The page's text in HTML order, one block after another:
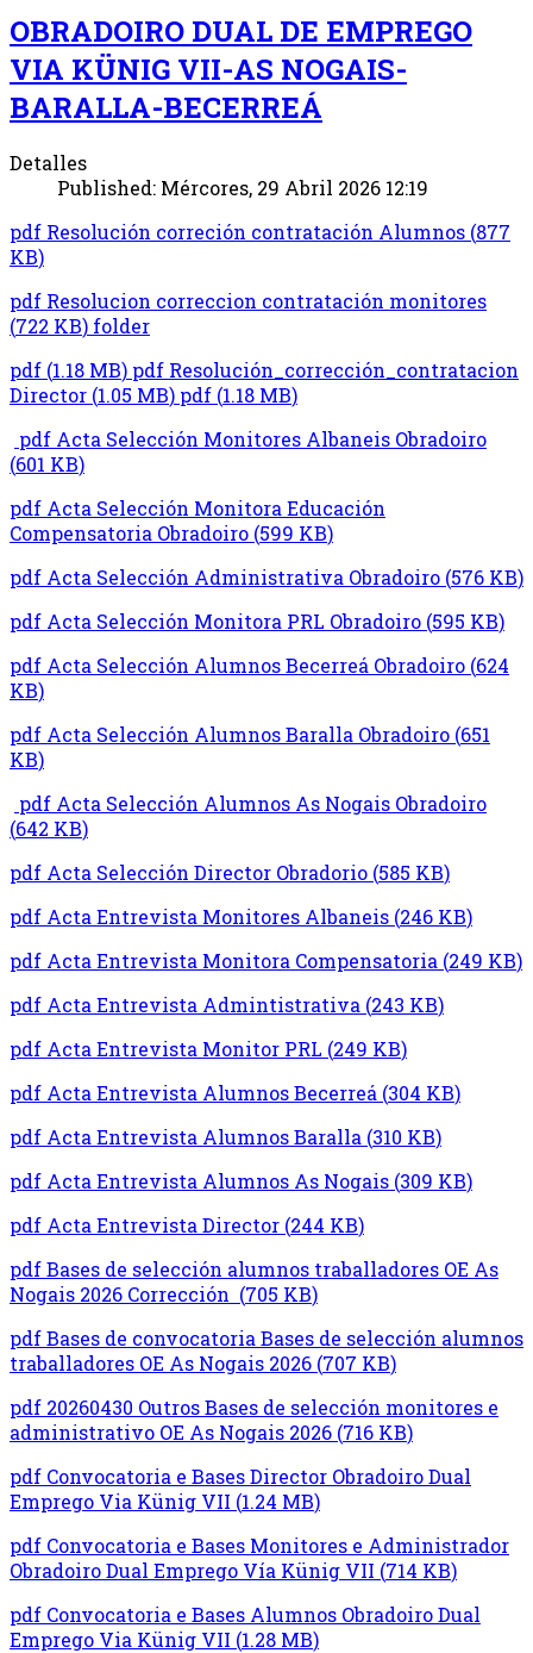
OBRADOIRO DUAL DE EMPREGO
VIA KÜNIG VII-AS NOGAIS-
BARALLA-BECERREÁ
Detalles
Published: Mércores, 29 Abril 2026 12:19
pdf Resolución correción contratación Alumnos (877
KB)
pdf Resolucion correccion contratación monitores
(722 KB) folder
pdf (1.18 MB) pdf Resolución_corrección_contratacion
Director (1.05 MB) pdf (1.18 MB)
pdf Acta Selección Monitores Albaneis Obradoiro
(601 KB)
pdf Acta Selección Monitora Educación
Compensatoria Obradoiro (599 KB)
pdf Acta Selección Administrativa Obradoiro (576 KB)
pdf Acta Selección Monitora PRL Obradoiro (595 KB)
pdf Acta Selección Alumnos Becerreá Obradoiro (624
KB)
pdf Acta Selección Alumnos Baralla Obradoiro (651
KB)
pdf Acta Selección Alumnos As Nogais Obradoiro
(642 KB)
pdf Acta Selección Director Obradorio (585 KB)
pdf Acta Entrevista Monitores Albaneis (246 KB)
pdf Acta Entrevista Monitora Compensatoria (249 KB)
pdf Acta Entrevista Admintistrativa (243 KB)
pdf Acta Entrevista Monitor PRL (249 KB)
pdf Acta Entrevista Alumnos Becerreá (304 KB)
pdf Acta Entrevista Alumnos Baralla (310 KB)
pdf Acta Entrevista Alumnos As Nogais (309 KB)
pdf Acta Entrevista Director (244 KB)
pdfBases de selección alumnos traballadores OE As
Nogais 2026 Corrección (705 KB)
pdfBases de convocatoria Bases de selección alumnos
traballadores OE As Nogais 2026 (707 KB)
pdf 20260430 Outros Bases de selección monitores e
administrativo OE As Nogais 2026 (716 KB)
pdf Convocatoria e Bases Director Obradoiro Dual
Emprego Via Künig VII (1.24 MB)
pdf Convocatoria e Bases Monitores e Administrador
Obradoiro Dual Emprego Vía Künig VII (714 KB)
pdf Convocatoria e Bases Alumnos Obradoiro Dual
Emprego Via Künig VII (1.28 MB)